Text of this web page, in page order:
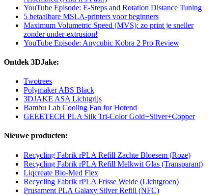
YouTube Episode: E-Steps and Rotation Distance Tuning
5 betaalbare MSLA-printers voor beginners
Maximum Volumetric Speed (MVS): zo print je sneller
zonder under-extrusion!
YouTube Episode: Anycubic Kobra 2 Pro Review
Ontdek 3DJake:
Twotrees
Polymaker ABS Black
3DJAKE ASA Lichtgrijs
Bambu Lab Cooling Fan for Hotend
GEEETECH PLA Silk Tri-Color Gold+Silver+Copper
Nieuwe producten:
Recycling Fabrik rPLA Refill Zachte Bloesem (Roze)
Recycling Fabrik rPLA Refill Melkwit Glas (Transparant)
Liqcreate Bio-Med Flex
Recycling Fabrik rPLA Frisse Weide (Lichtgroen)
Prusament PLA Galaxy Silver Refill (NFC)